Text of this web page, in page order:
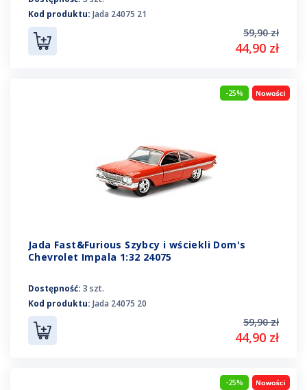
Kod produktu: Jada 24075 21
59,90 zł
44,90 zł
-25%
Jada Fast&Furious Szybcy i wściekli Dom's
Chevrolet Impala 1:32 24075
Dostępność: 3 szt.
Kod produktu: Jada 24075 20
59,90 zł
44,90 zł
-25%